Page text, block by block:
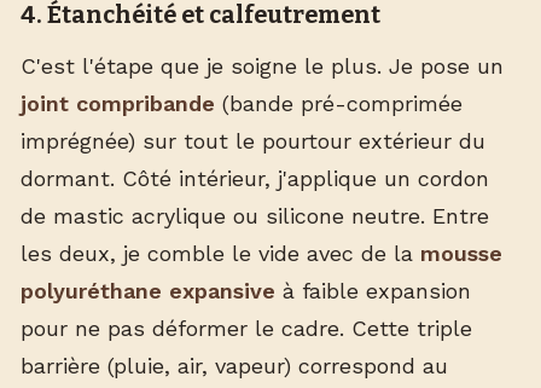
4. Étanchéité et calfeutrement
C'est l'étape que je soigne le plus. Je pose un
joint compribande (bande pré-comprimée
imprégnée) sur tout le pourtour extérieur du
dormant. Côté intérieur, j'applique un cordon
de mastic acrylique ou silicone neutre. Entre
les deux, je comble le vide avec de la mousse
polyuréthane expansive à faible expansion
pour ne pas déformer le cadre. Cette triple
barrière (pluie, air, vapeur) correspond au